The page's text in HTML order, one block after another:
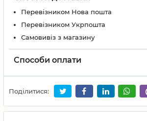
Перевізником Нова пошта
Перевізником Укрпошта
Самовивіз з магазину
Способи оплати
Поділитися: